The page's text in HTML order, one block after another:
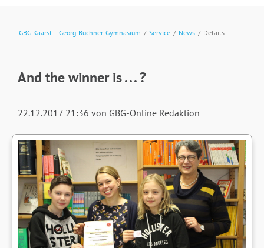
GBG Kaarst – Georg-Büchner-Gymnasium / Service / News / Details
And the winner is . . . ?
22.12.2017 21:36 von GBG-Online Redaktion